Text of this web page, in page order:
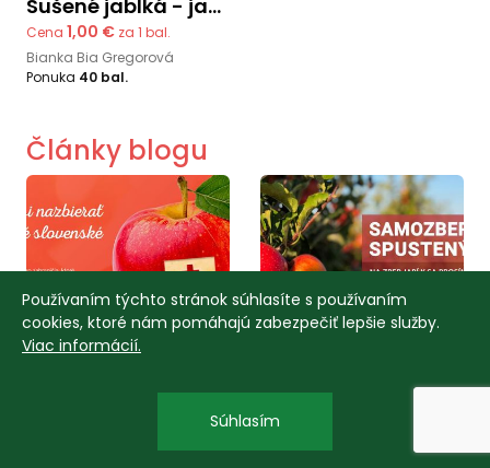
Sušené jablká - jablkové chipsy
Cena 1,00 € za 1 bal.
Bianka Bia Gregorová
Ponuka 40 bal.
Články blogu
Samozber Jabĺk vo
Veľkom Bábe 🍎
Používaním týchto stránok súhlasíte s používaním
cookies, ktoré nám pomáhajú zabezpečiť lepšie služby.
Viac informácií.
Súhlasím